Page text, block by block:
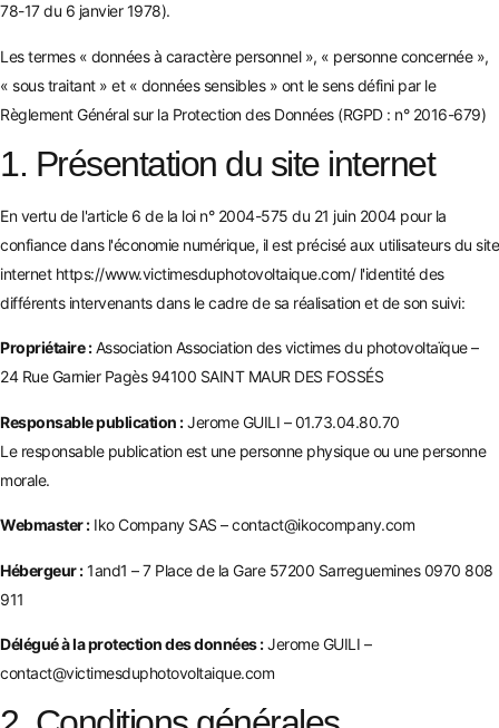
78-17 du 6 janvier 1978).
Les termes « données à caractère personnel », « personne concernée »,
« sous traitant » et « données sensibles » ont le sens défini par le
Règlement Général sur la Protection des Données (RGPD : n° 2016-679)
1. Présentation du site internet
En vertu de l'article 6 de la loi n° 2004-575 du 21 juin 2004 pour la
confiance dans l'économie numérique, il est précisé aux utilisateurs du site
internet https://www.victimesduphotovoltaique.com/l'identité des
différents intervenants dans le cadre de sa réalisation et de son suivi:
Propriétaire :Association Association des victimes du photovoltaïque –
24 Rue Garnier Pagès 94100 SAINT MAUR DES FOSSÉS
Responsable publication :Jerome GUILI – 01.73.04.80.70
Le responsable publication est une personne physique ou une personne
morale.
Webmaster :Iko Company SAS – contact@ikocompany.com
Hébergeur :1and1 – 7 Place de la Gare 57200 Sarreguemines 0970 808
911
Délégué à la protection des données :Jerome GUILI –
contact@victimesduphotovoltaique.com